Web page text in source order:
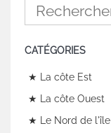
CATÉGORIES
★ La côte Est
★ La côte Ouest
★ Le Nord de l'île